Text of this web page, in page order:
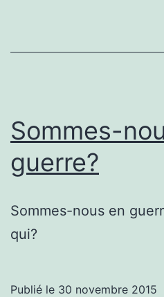
Sommes-
guerre?
Sommes-nous en
qui?
Publié le 30 novembre 2015